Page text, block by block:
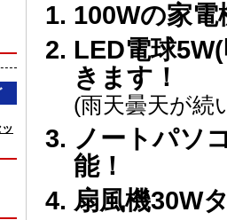
100Wの家
LED電球
きます！
(雨天曇天が続
ノートパソ
能！
扇風機30W